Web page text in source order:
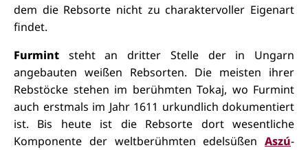
dem die Rebsorte nicht zu charaktervoller Eigenart
findet.
Furmint steht an dritter Stelle der in Ungarn
angebauten weißen Rebsorten. Die meisten ihrer
Rebstöcke stehen im berühmten Tokaj, wo Furmint
auch erstmals im Jahr 1611 urkundlich dokumentiert
ist. Bis heute ist die Rebsorte dort wesentliche
Komponente der weltberühmten edelsüßen Aszú-